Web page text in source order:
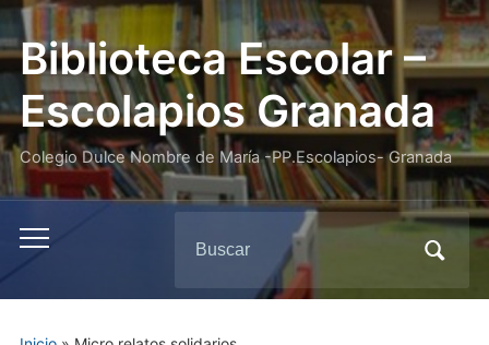
Biblioteca Escolar –
Escolapios Granada
Colegio Dulce Nombre de María -PP.Escolapios- Granada
Alternar
menú
móvil